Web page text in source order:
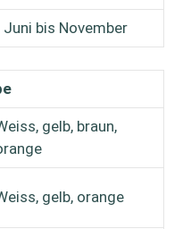
Juni bis November
gelb, braun,
gelb, orange